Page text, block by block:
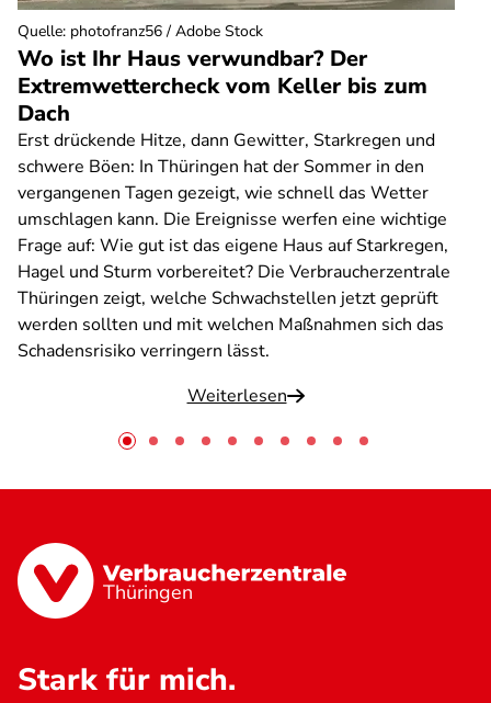
Wo ist Ihr Haus verwundbar? Der
Extremwettercheck vom Keller bis zum
Dach
Erst drückende Hitze, dann Gewitter, Starkregen und
schwere Böen: In Thüringen hat der Sommer in den
vergangenen Tagen gezeigt, wie schnell das Wetter
umschlagen kann. Die Ereignisse werfen eine wichtige
Frage auf: Wie gut ist das eigene Haus auf Starkregen,
Hagel und Sturm vorbereitet? Die Verbraucherzentrale
Thüringen zeigt, welche Schwachstellen jetzt geprüft
werden sollten und mit welchen Maßnahmen sich das
Schadensrisiko verringern lässt.
Weiterlesen
Quelle: photofranz56 / Adobe Stock
Thüringen
Stark für mich.